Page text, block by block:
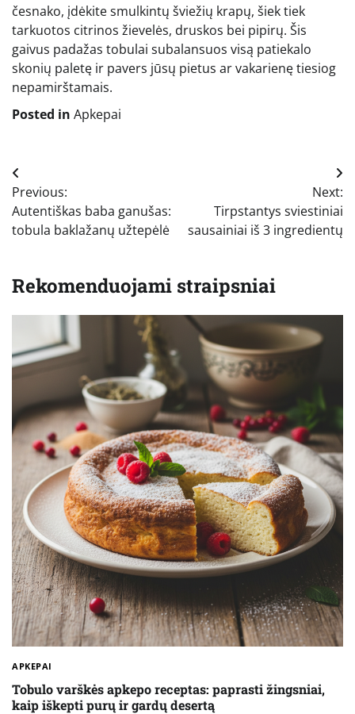
česnako, įdėkite smulkintų šviežių krapų, šiek tiek
tarkuotos citrinos žievelės, druskos bei pipirų. Šis
gaivus padažas tobulai subalansuos visą patiekalo
skonių paletę ir pavers jūsų pietus ar vakarienę tiesiog
nepamirštamais.
Posted in Apkepai
Navigacija
tarp
įrašų
Previous:
Autentiškas baba ganušas:
tobula baklažanų užtepėlė
Next:
Tirpstantys sviestiniai
sausainiai iš 3 ingredientų
Rekomenduojami straipsniai
APKEPAI
Tobulo varškės apkepo receptas: paprasti žingsniai,
kaip iškepti purų ir gardų desertą